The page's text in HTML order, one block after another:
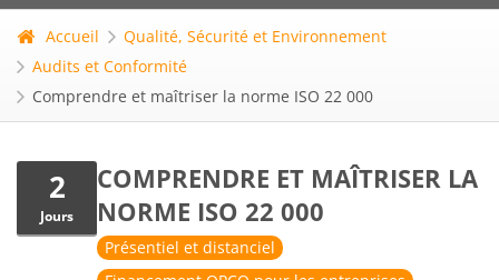
Accueil
Qualité, Sécurité et Environnement
Audits et Conformité
Comprendre et maîtriser la norme ISO 22 000
2
Jours
COMPRENDRE ET MAÎTRISER LA
NORME ISO 22 000
Présentiel et distanciel